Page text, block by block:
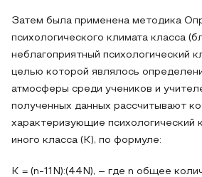
Затем была применена методика
психологического климата класса
неблагоприятный психологический
целью которой являлось
атмосферы среди учеников и
полученных данных рассчитывают
характеризующие психологический
иного класса (К), по формуле:
K = (n-11N):(44N), – где n общее